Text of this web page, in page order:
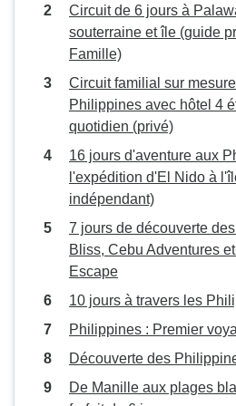
demande essentiellement de
l'intimité (ne pas partager le
logement avec des étrangers,
qui me rend nerveux en cas de
vol, etc. Malheureusement, il
semble que nous n'ayons pas
atteint ce niveau très souvent,
notamment parce que des
partageaient des dortoirs avec
hommes, et que les logements
étaient très exigus et/ou très
bruyants à l'extérieur, ou que
tentes étaient extrêmement
rudimentaires et ne
pratiquement pas de coussins.
se trouve que notre groupe
pas particulièrement grand, ce
a peut-être ajouté une
Circuit de 6 jours à
souterraine et île (guide
Famille)
Circuit familial sur
Philippines avec hôtel 4
quotidien (privé)
16 jours d'aventure aux
l'expédition d'El Nido à
indépendant)
7 jours de découverte
Bliss, Cebu Adventures
Escape
10 jours à travers les
Philippines : Premier
Découverte des
De Manille aux plages